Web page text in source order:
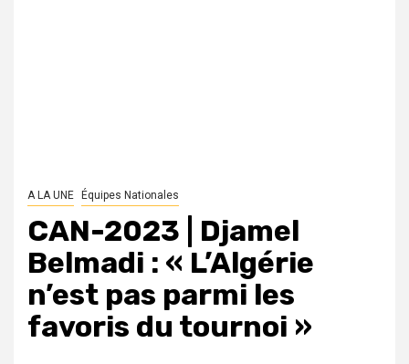
A LA UNE Équipes Nationales
CAN-2023 | Djamel
Belmadi : « L’Algérie
n’est pas parmi les
favoris du tournoi »